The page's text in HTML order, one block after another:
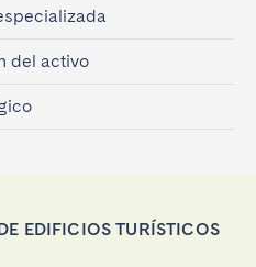
del activo
EDIFICIOS TURÍSTICOS